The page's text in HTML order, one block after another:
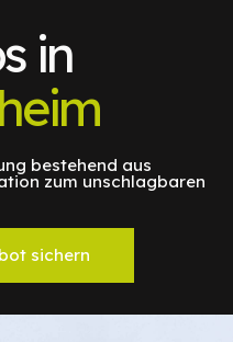
in
bestehend aus
zum unschlagbaren
sichern